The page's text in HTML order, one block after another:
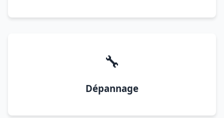
🔧
Dépannage